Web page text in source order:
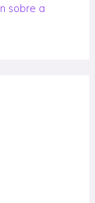
sobre a